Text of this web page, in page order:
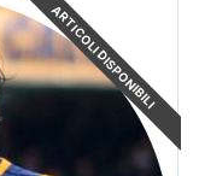
ARTICOLI DISPONIBILI